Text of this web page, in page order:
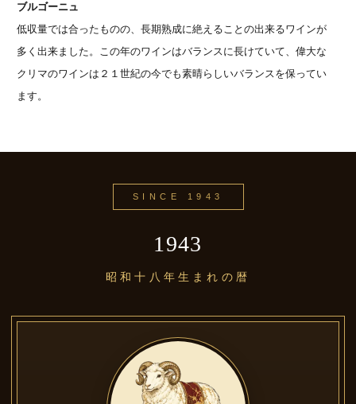
ブルゴーニュ
低収量では合ったものの、長期熟成に絶えることの出来るワインが
多く出来ました。この年のワインはバランスに長けていて、偉大な
クリマのワインは２１世紀の今でも素晴らしいバランスを保ってい
ます。
SINCE 1943
1943
昭和十八年生まれの暦